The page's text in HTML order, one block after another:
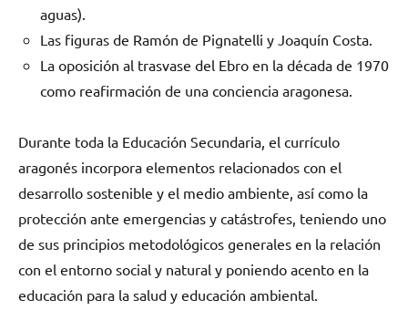
aguas).
Las figuras de Ramón de Pignatelli y Joaquín Costa.
La oposición al trasvase del Ebro en la década de 1970
como reafirmación de una conciencia aragonesa.
Durante toda la Educación Secundaria, el currículo
aragonés incorpora elementos relacionados con el
desarrollo sostenible y el medio ambiente, así como la
protección ante emergencias y catástrofes, teniendo uno
de sus principios metodológicos generales en la relación
con el entorno social y natural y poniendo acento en la
educación para la salud y educación ambiental.